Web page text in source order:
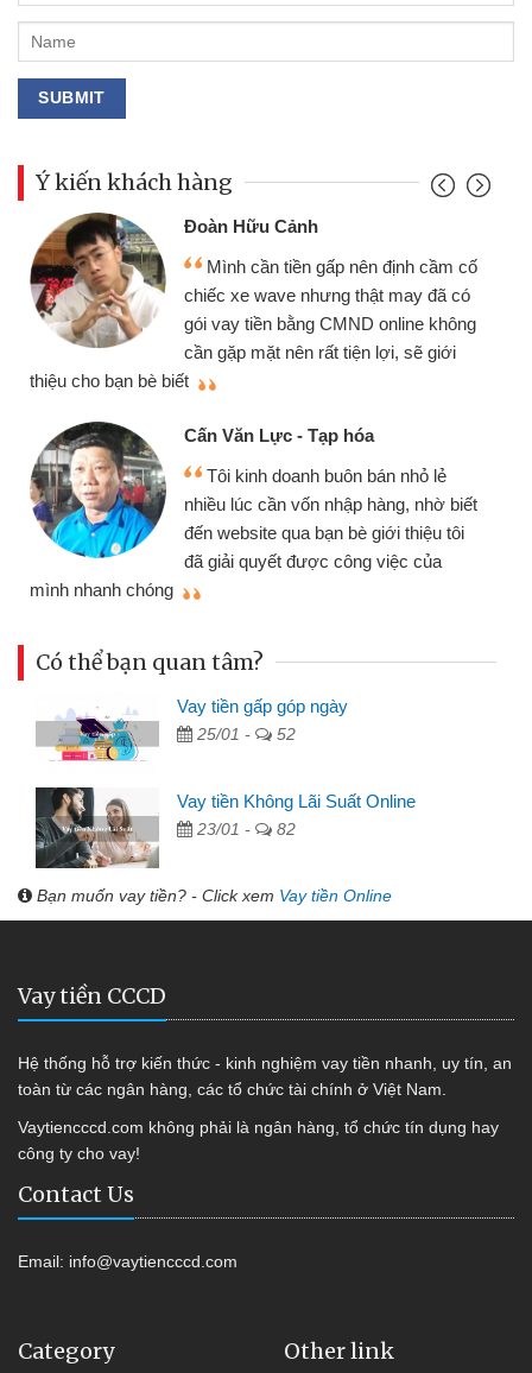
Ý kiến khách hàng
Đoàn Hữu Cảnh
Mình cần tiền gấp nên định cầm cố
chiếc xe wave nhưng thật may đã có
gói vay tiền bằng CMND online không
cần gặp mặt nên rất tiện lợi, sẽ giới
thiệu cho bạn bè biết
Cấn Văn Lực - Tạp hóa
Tôi kinh doanh buôn bán nhỏ lẻ
nhiều lúc cần vốn nhập hàng, nhờ biết
đến website qua bạn bè giới thiệu tôi
đã giải quyết được công việc của
mình nhanh chóng
Có thể bạn quan tâm?
Vay tiền gấp góp ngày
25/01 - 52
Vay tiền Không Lãi Suất Online
23/01 - 82
Bạn muốn vay tiền? - Click xem Vay tiền Online
Vay tiền CCCD
Hệ thống hỗ trợ kiến thức - kinh nghiệm vay tiền nhanh, uy tín, an
toàn từ các ngân hàng, các tổ chức tài chính ở Việt Nam.
Vaytiencccd.com không phải là ngân hàng, tổ chức tín dụng hay
công ty cho vay!
Contact Us
Email: info@vaytiencccd.com
Category Other link